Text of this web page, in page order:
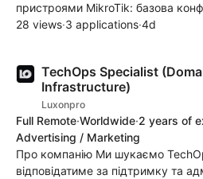
пристроями MikroTik: базова
28 views·3 applications·4d
TechOps Specialist
Infrastructure)
Luxonpro
Full Remote·Worldwide·2 years of
Advertising / Marketing
Про компанію Ми шукаємо
відповідатиме за підтримку та